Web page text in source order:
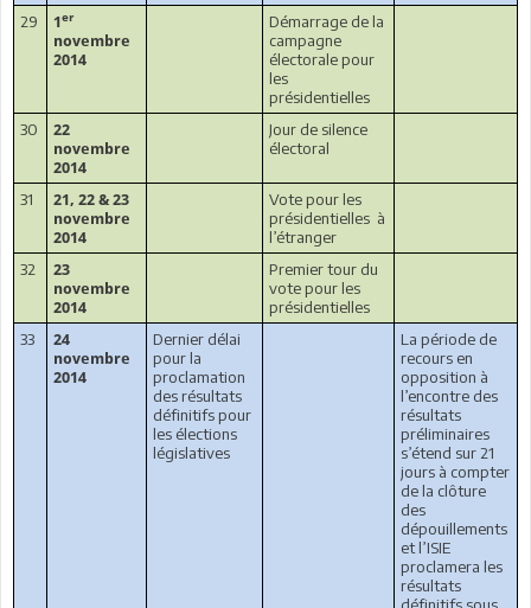
29 1er
novembre
2014
Démarrage de la
campagne
électorale pour
les
présidentielles
30
22
novembre
2014
Jour de silence
électoral
31
21, 22 & 23
novembre
2014
Vote pour les
présidentielles à
l’étranger
32
23
novembre
2014
Premier tour du
vote pour les
présidentielles
33
24
novembre
2014
Dernier délai
pour la
proclamation
des résultats
définitifs pour
les élections
législatives
La période de
recours en
opposition à
l’encontre des
résultats
préliminaires
s’étend sur 21
jours à compter
de la clôture
des
dépouillements
et l’ISIE
proclamera les
résultats